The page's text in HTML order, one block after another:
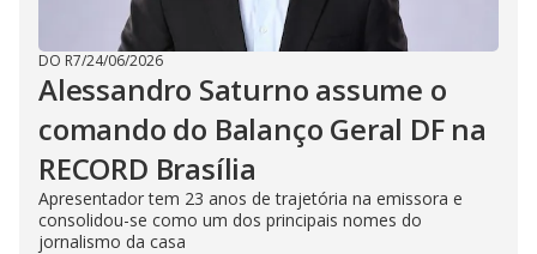
DO R7/24/06/2026
Alessandro Saturno assume o
comando do Balanço Geral DF na
RECORD Brasília
Apresentador tem 23 anos de trajetória na emissora e
consolidou-se como um dos principais nomes do
jornalismo da casa